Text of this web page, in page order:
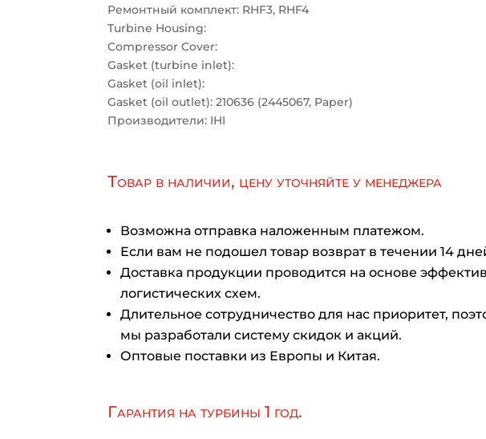
Ремонтный комплект: RHF3, RHF4
Turbine Housing:
Compressor Cover:
Gasket (turbine inlet):
Gasket (oil inlet):
Gasket (oil outlet): 210636 (2445067, Paper)
Производители: IHI
Товар в наличии, цену уточняйте у менеджера
Возможна отправка наложенным платежом.
Если вам не подошел товар возврат в течении 14
Доставка продукции проводится на основе
логистических схем.
Длительное сотрудничество для нас приоритет,
мы разработали систему скидок и акций.
Оптовые поставки из Европы и Китая.
Гарантия на турбины 1 год.